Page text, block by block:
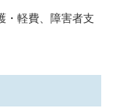
・軽費、障害者支